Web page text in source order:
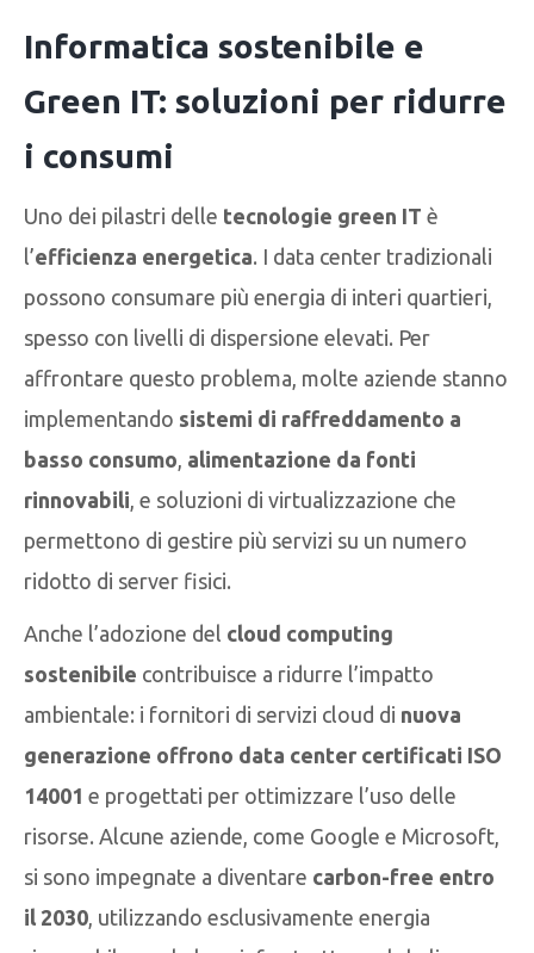
Informatica sostenibile e
Green IT: soluzioni per ridurre
i consumi
Uno dei pilastri delle tecnologie green IT è
l’efficienza energetica. I data center tradizionali
possono consumare più energia di interi quartieri,
spesso con livelli di dispersione elevati. Per
affrontare questo problema, molte aziende stanno
implementando sistemi di raffreddamento a
basso consumo, alimentazione da fonti
rinnovabili, e soluzioni di virtualizzazione che
permettono di gestire più servizi su un numero
ridotto di server fisici.
Anche l’adozione del cloud computing
sostenibile contribuisce a ridurre l’impatto
ambientale: i fornitori di servizi cloud di nuova
generazione offrono data center certificati ISO
14001 e progettati per ottimizzare l’uso delle
risorse. Alcune aziende, come Google e Microsoft,
si sono impegnate a diventare carbon-free entro
il 2030, utilizzando esclusivamente energia